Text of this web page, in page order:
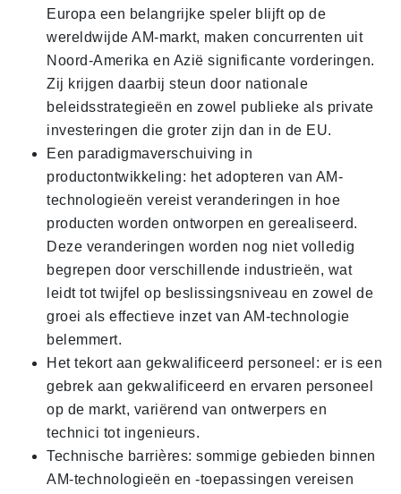
Europa een belangrijke speler blijft op de
wereldwijde AM-markt, maken concurrenten uit
Noord-Amerika en Azië significante vorderingen.
Zij krijgen daarbij steun door nationale
beleidsstrategieën en zowel publieke als private
investeringen die groter zijn dan in de EU.
Een paradigmaverschuiving in
productontwikkeling: het adopteren van AM-
technologieën vereist veranderingen in hoe
producten worden ontworpen en gerealiseerd.
Deze veranderingen worden nog niet volledig
begrepen door verschillende industrieën, wat
leidt tot twijfel op beslissingsniveau en zowel de
groei als effectieve inzet van AM-technologie
belemmert.
Het tekort aan gekwalificeerd personeel: er is een
gebrek aan gekwalificeerd en ervaren personeel
op de markt, variërend van ontwerpers en
technici tot ingenieurs.
Technische barrières: sommige gebieden binnen
AM-technologieën en -toepassingen vereisen